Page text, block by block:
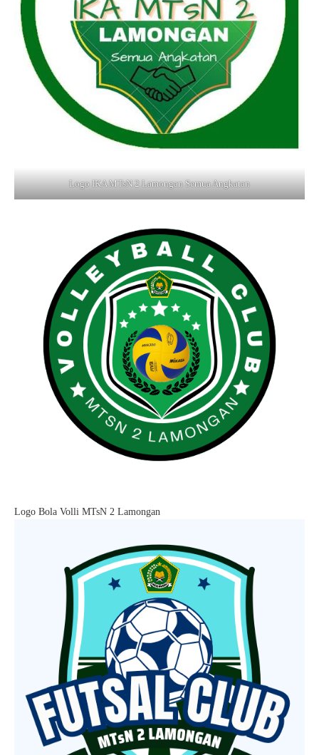
Logo IKA MTsN 2 Lamongan Semua Angkatan
Logo Bola Volli MTsN 2 Lamongan